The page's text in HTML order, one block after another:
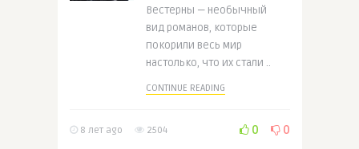
Вестерны — необычный
вид романов, которые
покорили весь мир
настолько, что их стали ..
CONTINUE READING
8 лет ago 2504 0 0